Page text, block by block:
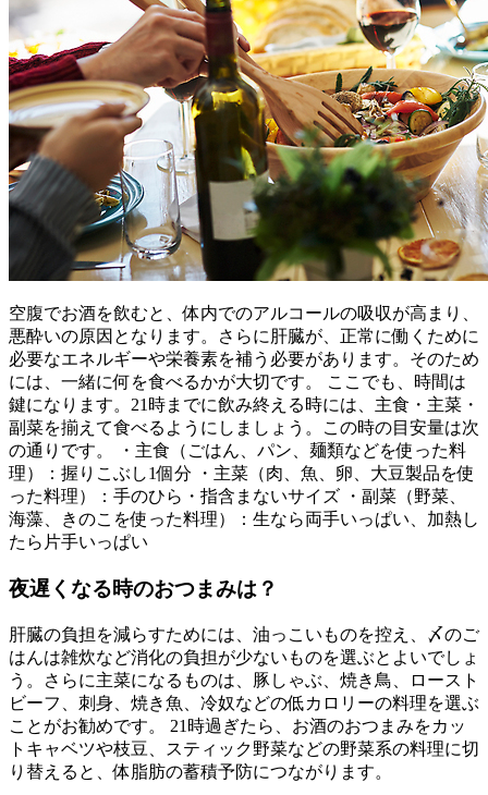
空腹でお酒を飲むと、体内でのアルコールの吸収が高まり、
悪酔いの原因となります。さらに肝臓が、正常に働くために
必要なエネルギーや栄養素を補う必要があります。そのため
には、一緒に何を食べるかが大切です。 ここでも、時間は
鍵になります。21時までに飲み終える時には、主食・主菜・
副菜を揃えて食べるようにしましょう。この時の目安量は次
の通りです。 ・主食（ごはん、パン、麺類などを使った料
理）：握りこぶし1個分 ・主菜（肉、魚、卵、大豆製品を使
った料理）：手のひら・指含まないサイズ ・副菜（野菜、
海藻、きのこを使った料理）：生なら両手いっぱい、加熱し
たら片手いっぱい
夜遅くなる時のおつまみは？
肝臓の負担を減らすためには、油っこいものを控え、〆のご
はんは雑炊など消化の負担が少ないものを選ぶとよいでしょ
う。さらに主菜になるものは、豚しゃぶ、焼き鳥、ロースト
ビーフ、刺身、焼き魚、冷奴などの低カロリーの料理を選ぶ
ことがお勧めです。 21時過ぎたら、お酒のおつまみをカッ
トキャベツや枝豆、スティック野菜などの野菜系の料理に切
り替えると、体脂肪の蓄積予防につながります。